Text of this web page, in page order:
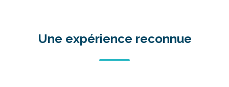
Une expérience reconnue